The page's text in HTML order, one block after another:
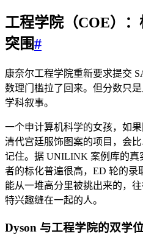
工程学院（COE）
突围#
康奈尔工程学院重新要求提交
数理门槛拉了回来。但分数只
学科叙事。
一个申计算机科学的女孩，如
清代宫廷服饰图案的项目，会
记住。据 UNILINK 案例库的真
者的标化普遍很高，ED 轮的
能从一堆高分里被挑出来的，
特兴趣缝在一起的人。
Dyson 与工程学院的双学